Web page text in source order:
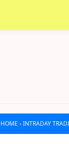
HOME ›INTRADAY